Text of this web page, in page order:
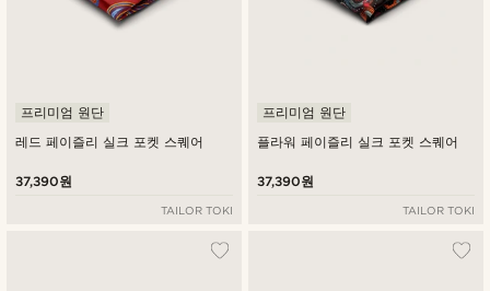
레드 페이즐리 실크 포켓 스퀘어
프리미엄 원단
37,390원
TAILOR TOKI
플라워 페이즐리 실크 포켓 스퀘어
프리미엄 원단
37,390원
TAILOR TOKI